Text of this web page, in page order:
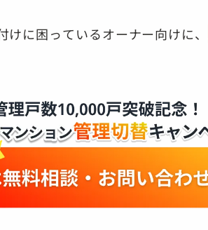
に困っているオーナー向けに、